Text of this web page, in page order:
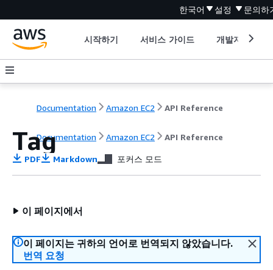
한국어 설정 문의하
시작하기 서비스 가이드 개발자 도구
Documentation Amazon EC2 API Reference
Documentation Amazon EC2 API Reference
Tag
PDF Markdown 포커스 모드
이 페이지에서
이 페이지는 귀하의 언어로 번역되지 않았습니다.
번역 요청